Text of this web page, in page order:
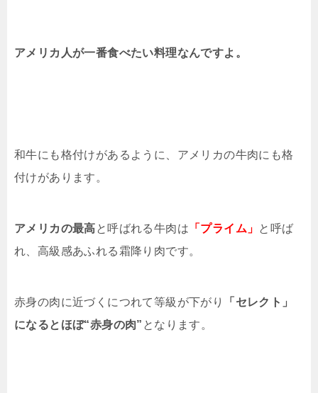
アメリカ人が一番食べたい料理なんですよ。
和牛にも格付けがあるように、アメリカの牛肉にも格
付けがあります。
アメリカの最高と呼ばれる牛肉は 「プライム」 と呼ば
れ、高級感あふれる霜降り肉です。
赤身の肉に近づくにつれて等級が下がり
「セレクト」
になるとほぼ“赤身の肉” となります。